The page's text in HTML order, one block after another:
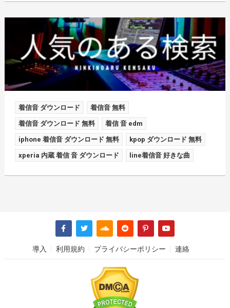
着信音 ダウンロード 着信音 無料
着信音 ダウンロード 無料 着信 音 edm
iphone 着信音 ダウンロード 無料 kpop ダウンロード 無料
xperia 内蔵 着信 音 ダウンロード line着信音 好きな曲
導入 利用規約 プライバシーポリシー 連絡